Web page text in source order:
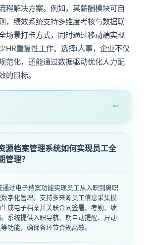
程解决方案。例如，其薪酬模块可自
，绩效系统支持多维度考核与数据联
场景打卡方式，同时通过移动端实现
HR重复性工作。选择i人事，企业不仅
范化，还能通过数据驱动优化人力配
的目标。
源档案管理系统如何实现员工全
管理？
通过电子档案功能实现员工从入职到离职
字化管理。支持多来源员工信息采集模
成电子档案并关联合同签署、考勤、绩
系统提供入职导航、期自动提醒、异动
功能，确保各环节合规高效。